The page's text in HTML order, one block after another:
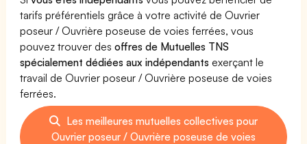
tarifs préférentiels grâce à votre activité de Ouvrier
poseur / Ouvrière poseuse de voies ferrées, vous
pouvez trouver desoffres de Mutuelles TNS
spécialement dédiées aux indépendants exerçant le
travail de Ouvrier poseur / Ouvrière poseuse de voies
ferrées.
Les meilleures mutuelles collectives pour
Ouvrier poseur / Ouvrière poseuse de voies